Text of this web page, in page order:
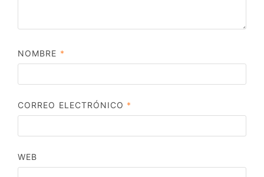
NOMBRE *
CORREO ELECTRÓNICO *
WEB